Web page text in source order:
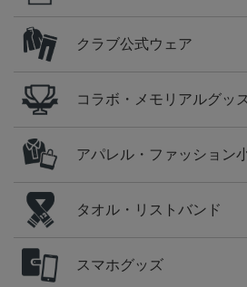
クラブ公式ウェア
コラボ・メモリアルグッ
アパレル・ファッション
タオル・リストバンド
スマホグッズ